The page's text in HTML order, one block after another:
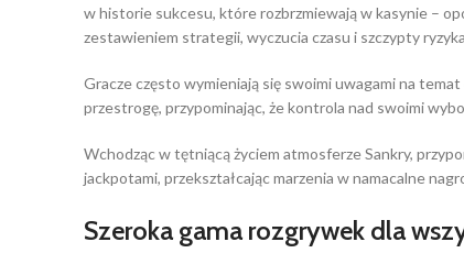
w historie sukcesu, które rozbrzmiewają w kasynie –
zestawieniem strategii, wyczucia czasu i szczypty
Gracze często wymieniają się swoimi uwagami na
przestrogę, przypominając, że kontrola nad swoimi
Wchodząc w tętniącą życiem atmosferze Sankry,
jackpotami, przekształcając marzenia w namacalne
Szeroka gama rozgrywek dla